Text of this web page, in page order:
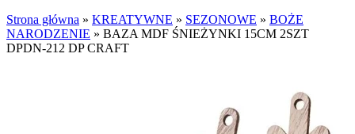
Strona główna » KREATYWNE » SEZONOWE » BOŻE
NARODZENIE » BAZA MDF ŚNIEŻYNKI 15CM 2SZT
DPDN-212 DP CRAFT